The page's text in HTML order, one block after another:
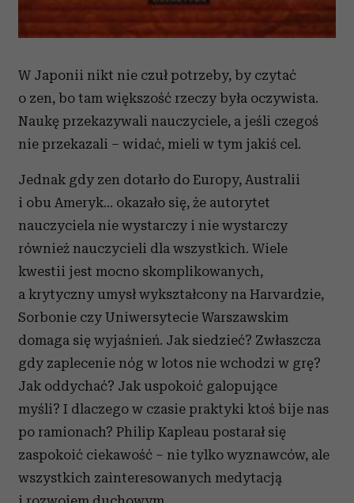
W Japonii nikt nie czuł potrzeby, by czytać
o zen, bo tam większość rzeczy była oczywista.
Naukę przekazywali nauczyciele, a jeśli czegoś
nie przekazali – widać, mieli w tym jakiś cel.
Jednak gdy zen dotarło do Europy, Australii
i obu Ameryk… okazało się, że autorytet
nauczyciela nie wystarczy i nie wystarczy
również nauczycieli dla wszystkich. Wiele
kwestii jest mocno skomplikowanych,
a krytyczny umysł wykształcony na Harvardzie,
Sorbonie czy Uniwersytecie Warszawskim
domaga się wyjaśnień. Jak siedzieć? Zwłaszcza
gdy zaplecenie nóg w lotos nie wchodzi w grę?
Jak oddychać? Jak uspokoić galopujące
myśli? I dlaczego w czasie praktyki ktoś bije nas
po ramionach? Philip Kapleau postarał się
zaspokoić ciekawość – nie tylko wyznawców, ale
wszystkich zainteresowanych medytacją